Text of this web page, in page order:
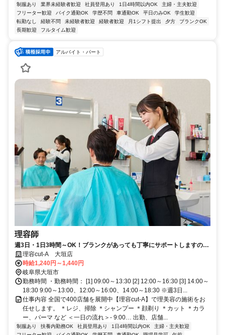
制服あり 業界未経験者歓迎 社員登用あり 1日4時間以内OK
主婦・主夫歓迎
フリーター歓迎
バイク通勤OK 学歴不問 車通勤OK 平日のみOK
学生歓迎
転勤なし
経験不問 未経験者歓迎 経験者歓迎 月1シフト提出 夕方
ブランクOK
長期歓迎
フルタイム歓迎
アルバイト・パート
理容師
週3日・1日3時間～OK！ブランクがあっても丁寧にサポートしますので
もう一度理容師として働きたいという方に♪残業ナシで家庭との両立も安
心◎無理なく続けられる職場です！
理容cut-A 大垣店
時給1,240円～1,440円
岐阜県大垣市
勤務時間 ・勤務時間： [1] 09:00～13:30 [2] 12:00～16:30 [3] 14:00～
18:30 9:00～13:00、12:00～16:00、14:00～18:30 ※週3日...
仕事内容 全国で400店舗を展開中【理容cut-A】で理美容の施術をお
任せします。 ＊レジ、掃除 ＊シャンプー ＊顔剃り ＊カット ＊カラ
ー、パーマ など ＜一日の流れ＞- 9:00… 出勤、店舗...
制服あり 扶養内勤務OK 社員登用あり 1日4時間以内OK
主婦・主夫歓迎